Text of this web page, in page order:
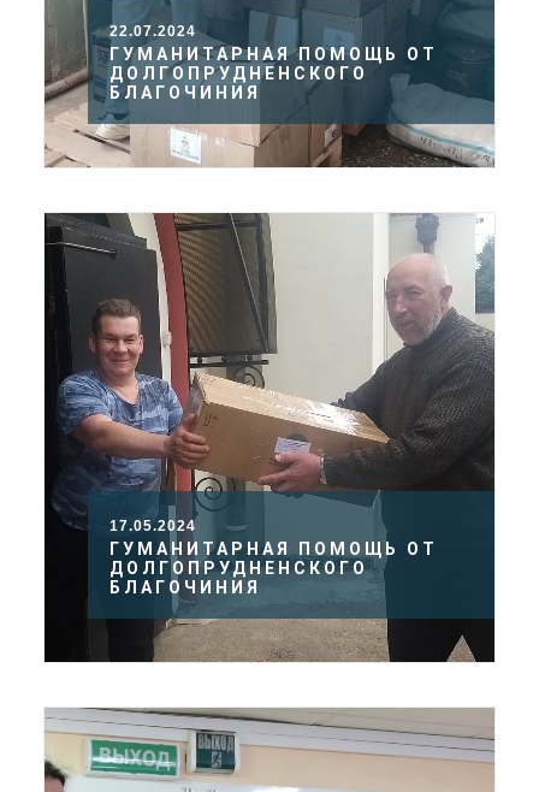
22.07.2024
ГУМАНИТАРНАЯ ПОМОЩЬ ОТ
ДОЛГОПРУДНЕНСКОГО
БЛАГОЧИНИЯ
17.05.2024
ГУМАНИТАРНАЯ ПОМОЩЬ ОТ
ДОЛГОПРУДНЕНСКОГО
БЛАГОЧИНИЯ